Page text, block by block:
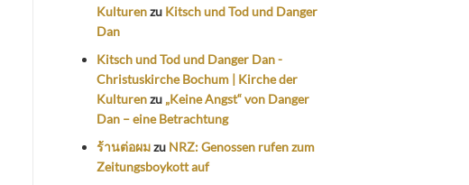
Kulturenzu Kitsch und Tod und Danger
Dan
Kitsch und Tod und Danger Dan -
Christuskirche Bochum | Kirche der
Kulturenzu „Keine Angst“ von Danger
Dan – eine Betrachtung
ร้านต่อผมzu NRZ: Genossen rufen zum
Zeitungsboykott auf